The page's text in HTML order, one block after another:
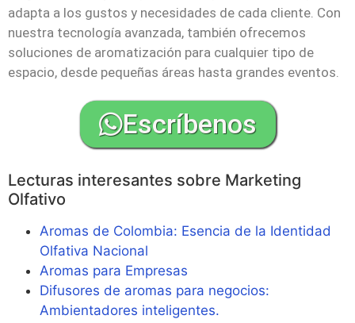
adapta a los gustos y necesidades de cada cliente. Con
nuestra tecnología avanzada, también ofrecemos
soluciones de aromatización para cualquier tipo de
espacio, desde pequeñas áreas hasta grandes eventos.
Escríbenos
Lecturas interesantes sobre Marketing
Olfativo
Aromas de Colombia: Esencia de la Identidad
Olfativa Nacional
Aromas para Empresas
Difusores de aromas para negocios:
Ambientadores inteligentes.